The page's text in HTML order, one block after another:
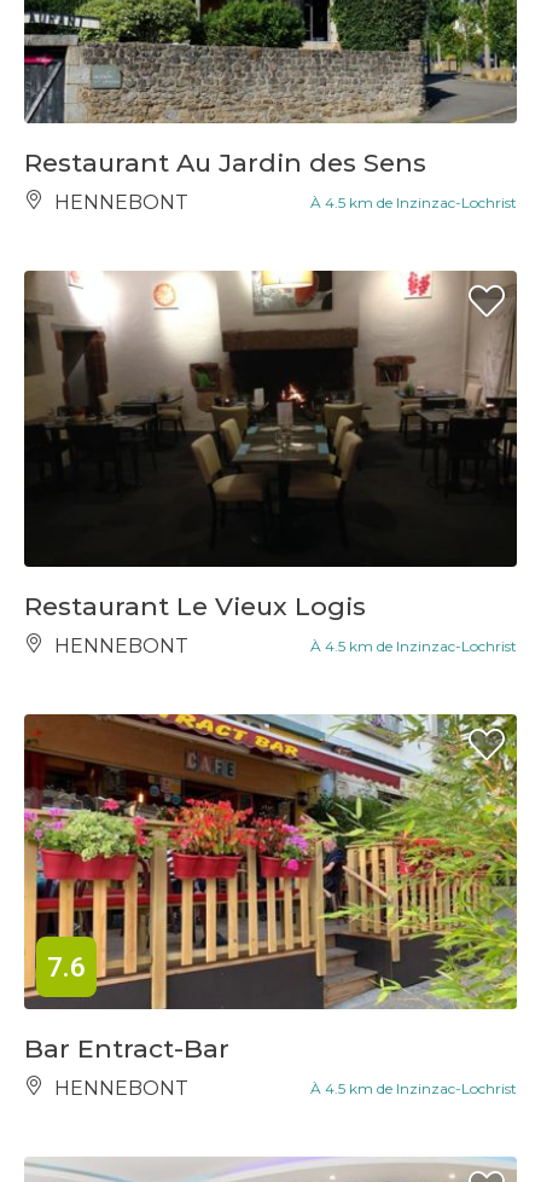
Restaurant Au Jardin des Sens
HENNEBONT À 4.5 km de Inzinzac-Lochrist
Restaurant Le Vieux Logis
HENNEBONT À 4.5 km de Inzinzac-Lochrist
7.6
Bar Entract-Bar
HENNEBONT À 4.5 km de Inzinzac-Lochrist